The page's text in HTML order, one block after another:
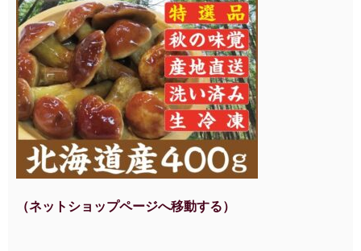
（ネットショップページへ移動する）